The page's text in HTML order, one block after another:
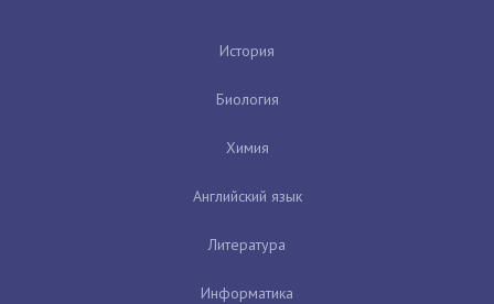
История
Биология
Химия
Английский язык
Литература
Информатика